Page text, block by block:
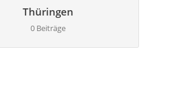
Thüringen
0 Beiträge